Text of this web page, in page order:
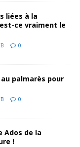
liées à la
ce vraiment le
0
palmarès pour
0
Ados de la
!